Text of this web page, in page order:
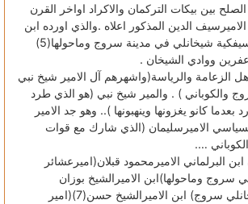
بين بيكات التركمان والاكراد اواخر القرن
الدين المذكور اعلاه .والذي اورده ابن
حجر” هو جد عشيرة سيفكية شيخانلي في مدينة سروج وماحولها(5)
ووادي الشيخان .
الزعامة والرياسة(واشهرهم آل الامير شيخ نبي
والكوباني ) . والمير شيخ نبي (هو الذي طرد
كانو يغزونها وينهبونها ).. وهو جد الامير
الاميرسليمان (الذي شارك مع قوات
….
البرلماني الاميرمحمود قبلان(اميرعشائر
الكورد(6) في سروج وماحولها)ابن الاميرالشيخ بوزان
اغا(رئيس عشائر شيخانلي سروج) ابن الاميرالشيخ حسن(7)(امير